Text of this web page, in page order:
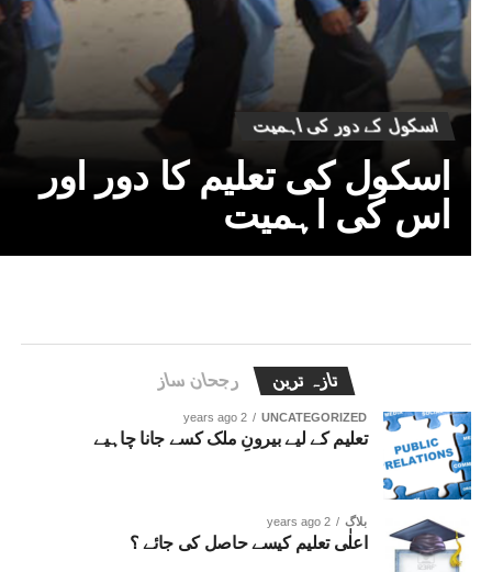
اسکول کے دور کی اہمیت
اسکول کی تعلیم کا دور اور
اس کی اہمیت
تازہ ترین رجحان ساز
UNCATEGORIZED
2 years ago
تعلیم کے لیے بیرونِ ملک کسے جانا چاہیے
بلاگ 2 years ago
اعلٰی تعلیم کیسے حاصل کی جائے ؟